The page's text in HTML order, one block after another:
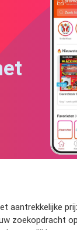
aantrekkelijke
zoekopdracht